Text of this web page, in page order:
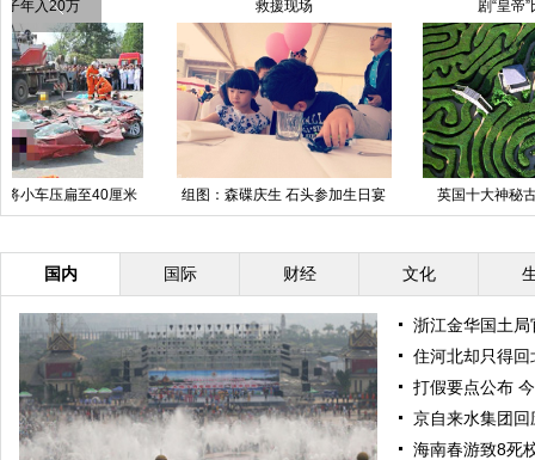
组图：森碟庆生 石头参加生日宴
对话萌哭网友
英国十大神秘古老的特色迷宫
国内 国际 财经 文化
浙江金华国土
住河北却只得
打假要点公布
京自来水集团
海南春游致8死